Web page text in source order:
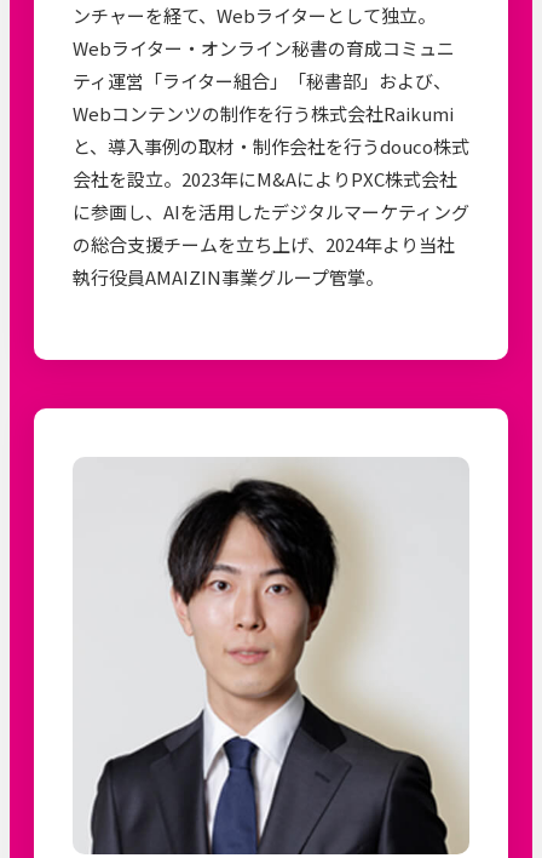
ンチャーを経て、Webライターとして独立。
Webライター・オンライン秘書の育成コミュニ
ティ運営「ライター組合」「秘書部」および、
Webコンテンツの制作を行う株式会社Raikumi
と、導入事例の取材・制作会社を行うdouco株式
会社を設立。2023年にM&AによりPXC株式会社
に参画し、AIを活用したデジタルマーケティング
の総合支援チームを立ち上げ、2024年より当社
執行役員AMAIZIN事業グループ管掌。